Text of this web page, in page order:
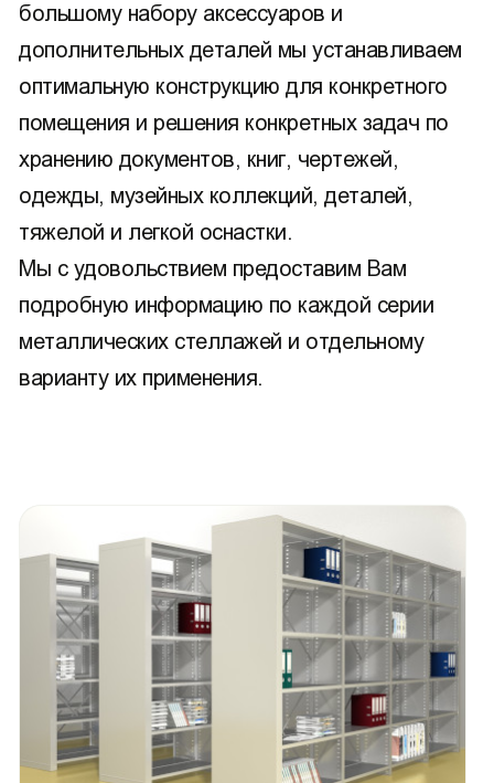
большому набору аксессуаров и
дополнительных деталей мы устанавливаем
оптимальную конструкцию для конкретного
помещения и решения конкретных задач по
хранению документов, книг, чертежей,
одежды, музейных коллекций, деталей,
тяжелой и легкой оснастки.
Мы с удовольствием предоставим Вам
подробную информацию по каждой серии
металлических стеллажей и отдельному
варианту их применения.